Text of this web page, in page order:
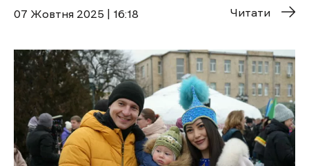
07 Жовтня 2025 | 16:18 Читати